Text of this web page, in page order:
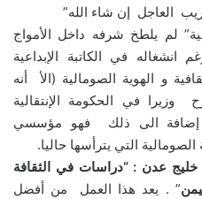
العاجل إن شاء الله”
لم يلطخ شرفه داخل الأمواج
انشغاله في الكاتبة الإبداعية
و الهوية الصومالية (الأ أنه
في الحكومة الإنتقالية
إضافة الى ذلك فهو مؤسسي
الصومالية التي يترأسها حاليا.
خليج عدن : “دراسات في الثقافة
” . يعد هذا العمل من أفضل